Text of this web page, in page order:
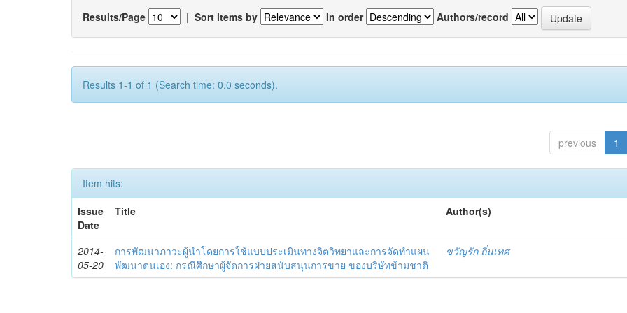
Results/Page | Sort items by In order Authors/record
Results 1-1 of 1 (Search time: 0.0 seconds).
previous 1
Item hits:
Issue
Date
Title Author(s)
2014-
05-20
การพัฒนาภาวะผู้นำโดยการใช้แบบประเมินทางจิตวิทยาและการจัดทำแผน
พัฒนาตนเอง: กรณีศึกษาผู้จัดการฝ่ายสนับสนุนการขาย ของบริษัทข้ามชาติ
ขวัญรัก ถิ่นเทศ